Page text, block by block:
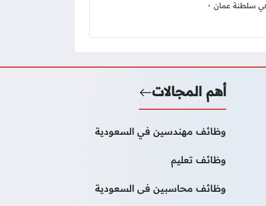
سلطنة عمان
أهم المجالات
وظائف مهندسين في السعودية
وظائف تعليم
وظائف محاسبين فى السعودية